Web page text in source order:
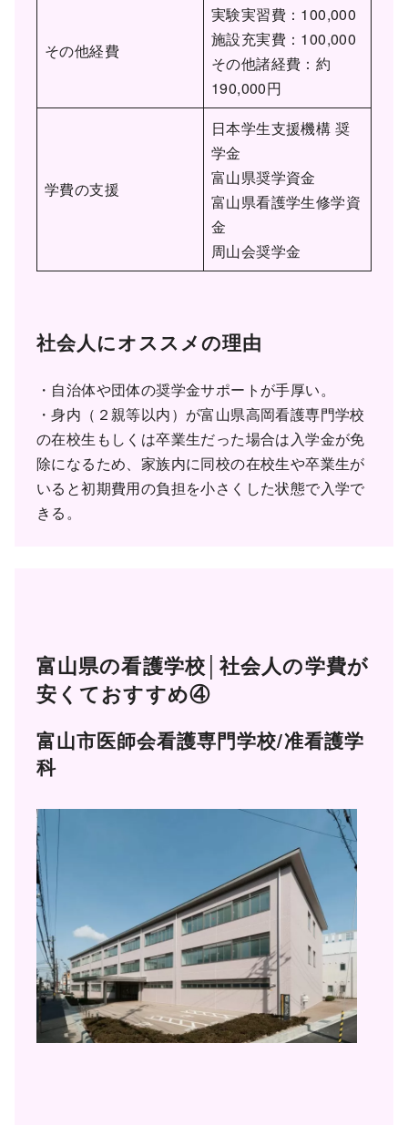
その他経費
実験実習費：100,000
施設充実費：100,000
その他諸経費：約
190,000円
学費の支援
日本学生支援機構 奨
学金
富山県奨学資金
富山県看護学生修学資
金
周山会奨学金
社会人にオススメの理由
・自治体や団体の奨学金サポートが手厚い。
・身内（２親等以内）が富山県高岡看護専門学校
の在校生もしくは卒業生だった場合は入学金が免
除になるため、家族内に同校の在校生や卒業生が
いると初期費用の負担を小さくした状態で入学で
きる。
富山県の看護学校│社会人の学費が
安くておすすめ④
富山市医師会看護専門学校/准看護学
科